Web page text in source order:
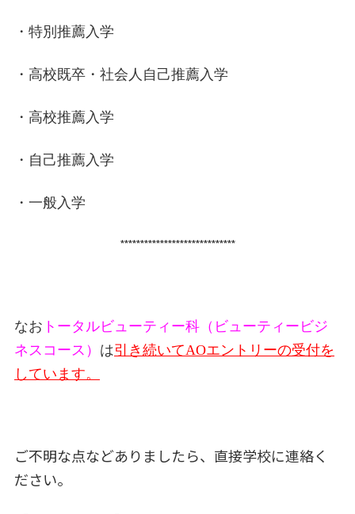
・特別推薦入学
・高校既卒・社会人自己推薦入学
・高校推薦入学
・自己推薦入学
・一般入学
*****************************
なお トータルビューティー科（ビューティービジ
ネスコース） は引き続いてAOエントリーの受付を
しています。
ご不明な点などありましたら、直接学校に連絡く
ださい。